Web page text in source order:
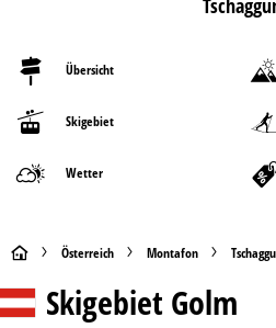
Übersicht
Skigebiet
Wetter
S
t
Österreich Montafon
SkigebietGolm